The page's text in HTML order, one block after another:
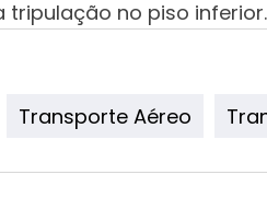
no piso inferior.
Transporte Aéreo